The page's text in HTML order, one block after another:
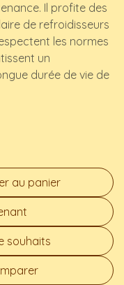
Il profite des
de refroidisseurs
les normes
un
durée de vie de
au panier
souhaits